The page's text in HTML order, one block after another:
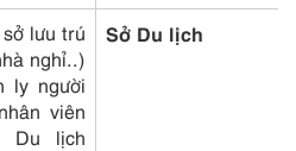
lưu trú
nghỉ..)
ly người
viên
Du lịch
Sở Du lịch